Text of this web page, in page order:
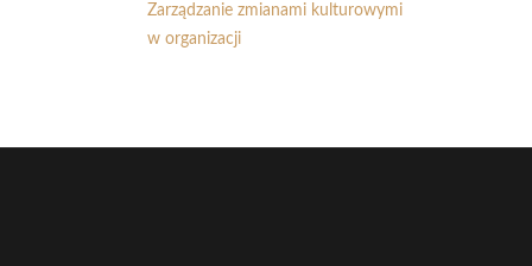
Zarządzanie zmianami kulturowymi
w organizacji